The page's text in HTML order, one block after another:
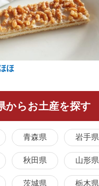
ほ
からお土産を探す
青森県 岩手県
秋田県 山形県
茨城県 栃木県